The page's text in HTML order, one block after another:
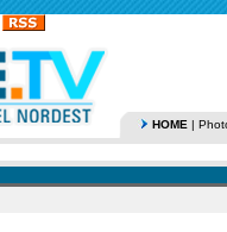
HOME |